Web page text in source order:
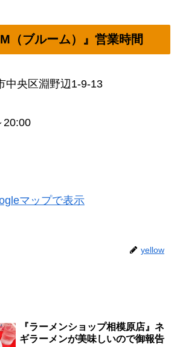
（ブルーム）』営業時間
中央区淵野辺1-9-13
20:00
マップで表示
yellow
『ラーメンショップ相模原店』ネ
ギラーメンが美味しいので御報告